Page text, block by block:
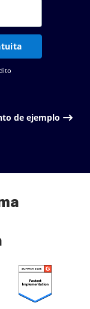
de ejemplo